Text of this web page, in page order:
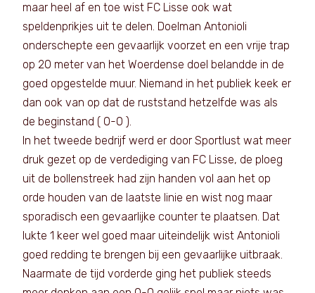
maar heel af en toe wist FC Lisse ook wat
speldenprikjes uit te delen. Doelman Antonioli
onderschepte een gevaarlijk voorzet en een vrije trap
op 20 meter van het Woerdense doel belandde in de
goed opgestelde muur. Niemand in het publiek keek er
dan ook van op dat de ruststand hetzelfde was als
de beginstand ( 0-0 ).
In het tweede bedrijf werd er door Sportlust wat meer
druk gezet op de verdediging van FC Lisse, de ploeg
uit de bollenstreek had zijn handen vol aan het op
orde houden van de laatste linie en wist nog maar
sporadisch een gevaarlijke counter te plaatsen. Dat
lukte 1 keer wel goed maar uiteindelijk wist Antonioli
goed redding te brengen bij een gevaarlijke uitbraak.
Naarmate de tijd vorderde ging het publiek steeds